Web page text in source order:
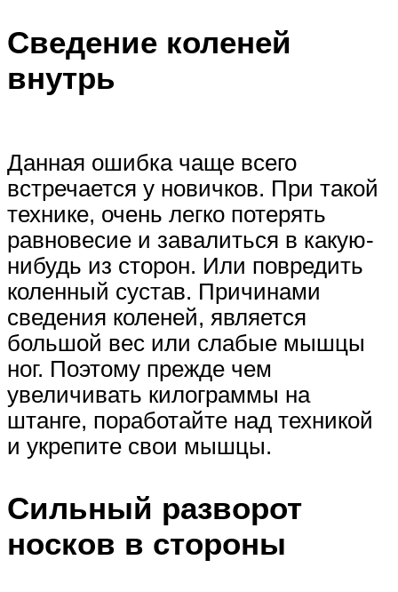
Сведение коленей
внутрь
Данная ошибка чаще всего
встречается у новичков. При такой
технике, очень легко потерять
равновесие и завалиться в какую-
нибудь из сторон. Или повредить
коленный сустав. Причинами
сведения коленей, является
большой вес или слабые мышцы
ног. Поэтому прежде чем
увеличивать килограммы на
штанге, поработайте над техникой
и укрепите свои мышцы.
Сильный разворот
носков в стороны